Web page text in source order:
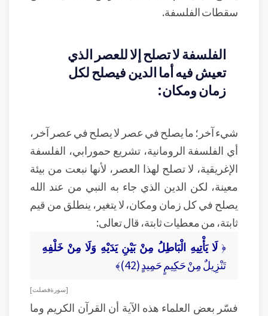
سقطات الفلسفة.
الفلسفة لا تصلح إلا للعصر الذي
تعيش فيه أما الدين فيصلح لكل
زمان ومكان:
شيء آخر؛ ما يصلح في عصر لا يصلح في عصر آخر،
أي الفلسفة الرومانية، تشريع حمورابي، الفلسفة
الإغريقية، لا تصلح لهذا العصر، لأنها نبعت من بيئة
معينة، لكن الدين الذي جاء به النبي من عند الله
يصلح في كل زمان ومكان، لا يتغير، ينطلق من قيم
ثابتة، من معطيات ثابتة، قال تعالى:
﴿لَا يَأْتِيهِ الْبَاطِلُ مِنْ بَيْنِ يَدَيْهِ وَلَا مِنْ خَلْفِهِ
تَنْزِيلٌ مِنْ حَكِيمٍ حَمِيدٍ (42)﴾
[ سورة فصلت ]
فسّر بعض العلماء هذه الآية أن القرآن الكريم وما